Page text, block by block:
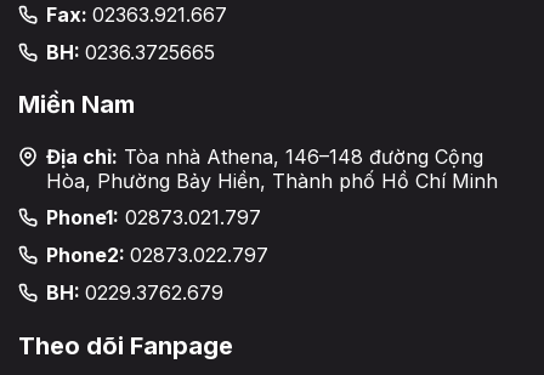
Fax: 02363.921.667
BH: 0236.3725665
Miền Nam
Địa chỉ: Tòa nhà Athena, 146–148 đường Cộng
Hòa, Phường Bảy Hiền, Thành phố Hồ Chí Minh
Phone1: 02873.021.797
Phone2: 02873.022.797
BH: 0229.3762.679
Theo dõi Fanpage